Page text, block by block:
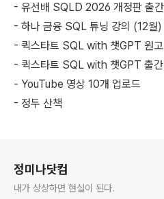
- 유선배 SQLD 2026 개정판 출
- 하나 금융 SQL 튜닝 강의 (12월)
- 퀵스타트 SQL with 챗GPT 원
- 퀵스타트 SQL with 챗GPT 출
- YouTube 영상 10개 업로드
- 정두 산책
정미나닷컴
내가 상상하면 현실이 된다.